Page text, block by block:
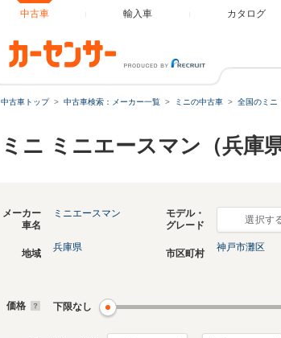
中古車 輸入車 カタログ
中古車トップ 中古車検索：メーカー一覧 ミニの中古車 全国のミニ
ミニ ミニエースマン（兵庫
メーカー
車名
ミニエースマン
モデル・
グレード
選択す
地域
兵庫県
市区町村
神戸市灘区
価格 下限なし